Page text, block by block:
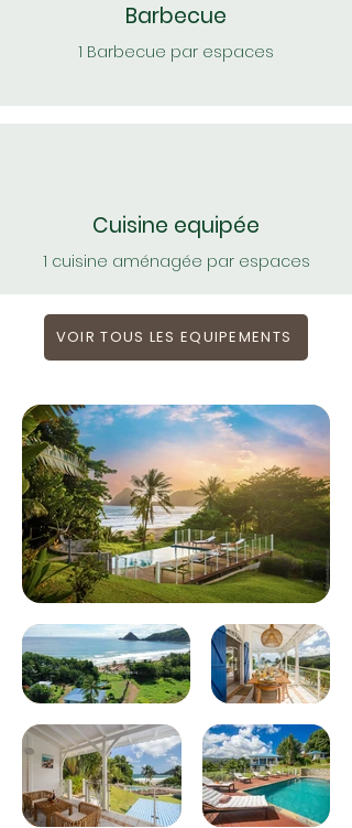
Barbecue
1 Barbecue par espaces
Cuisine equipée
1 cuisine aménagée par espaces
VOIR TOUS LES EQUIPEMENTS